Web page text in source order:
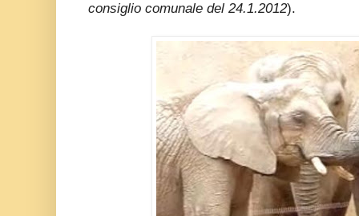
consiglio comunale del 24.1.2012).